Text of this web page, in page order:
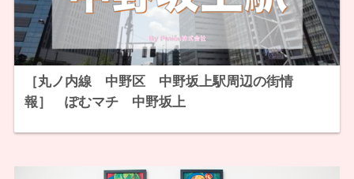
［丸ノ内線 中野区 中野坂上駅周辺の街情
報］ ぽむマチ 中野坂上